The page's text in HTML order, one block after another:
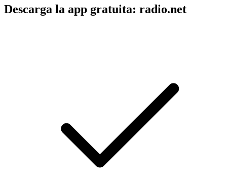
Descarga la app gratuita: radio.net